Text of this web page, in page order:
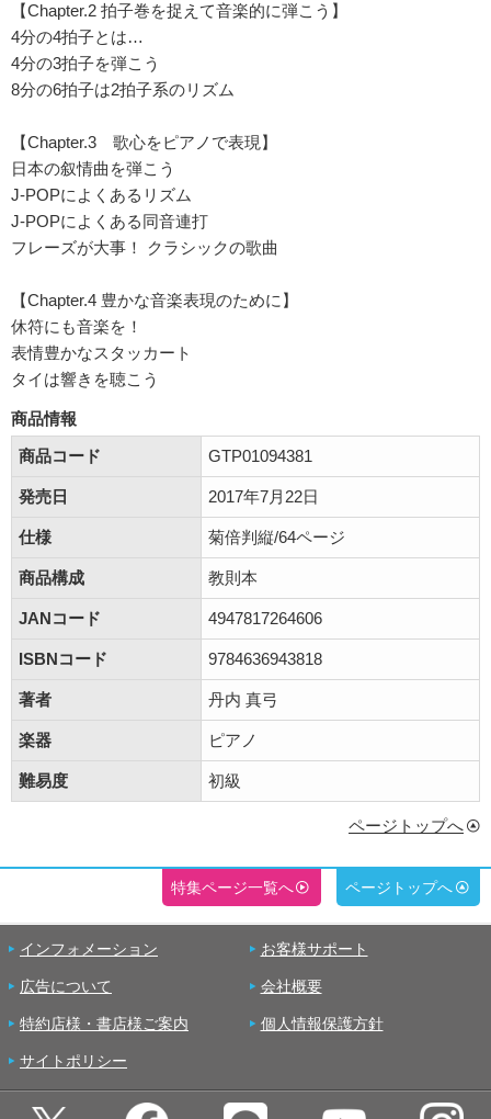
【Chapter.2 拍子巻を捉えて音楽的に弾こう】
4分の4拍子とは…
4分の3拍子を弾こう
8分の6拍子は2拍子系のリズム
【Chapter.3 歌心をピアノで表現】
日本の叙情曲を弾こう
J-POPによくあるリズム
J-POPによくある同音連打
フレーズが大事！ クラシックの歌曲
【Chapter.4 豊かな音楽表現のために】
休符にも音楽を！
表情豊かなスタッカート
タイは響きを聴こう
商品情報
商品コード
GTP01094381
発売日 2017年7月22日
仕様 菊倍判縦/64ページ
商品構成 教則本
JANコード 4947817264606
ISBNコード 9784636943818
著者 丹内 真弓
楽器 ピアノ
難易度 初級
ページトップへ
特集ページ一覧へ ページトップへ
インフォメーション お客様サポート
広告について 会社概要
特約店様・書店様ご案内 個人情報保護方針
サイトポリシー